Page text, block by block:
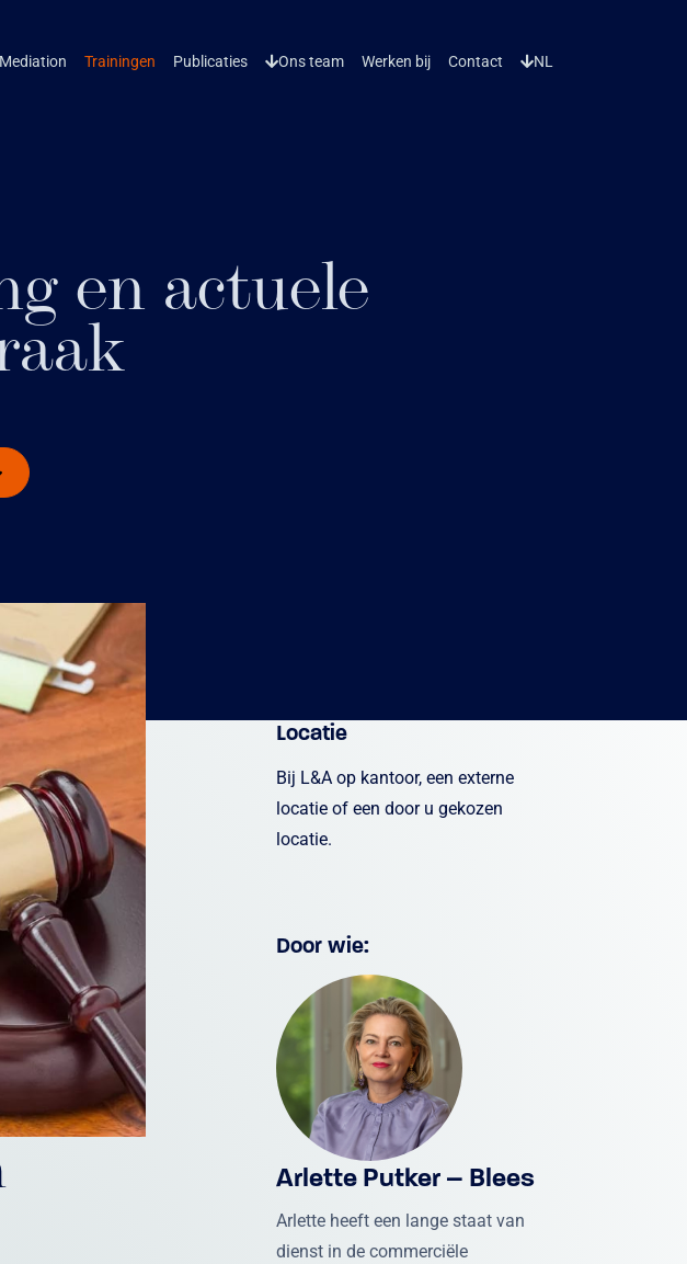
Mediation Trainingen Publicaties Ons team Werken bij Contact NL
en actuele
Locatie
Bij L&A op kantoor, een externe
locatie of een door u gekozen
locatie.
Door wie:
Arlette Putker – Blees
Arlette heeft een lange staat van
dienst in de commerciële